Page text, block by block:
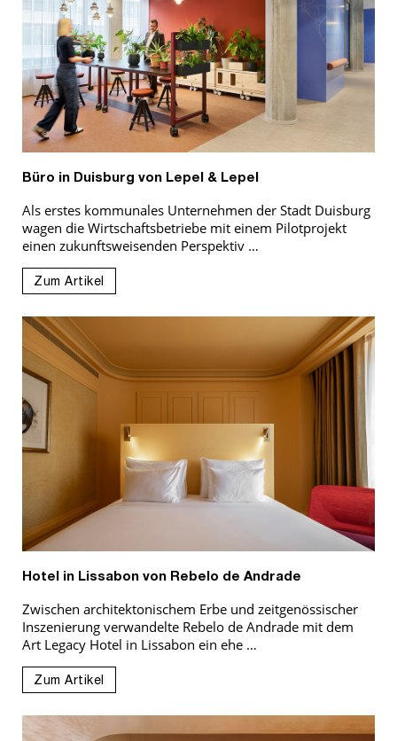
Büro in Duisburg von Lepel & Lepel
Als erstes kommunales Unternehmen der Stadt Duisburg
wagen die Wirtschaftsbetriebe mit einem Pilotprojekt
einen zukunftsweisenden Perspektiv …
Zum Artikel
Hotel in Lissabon von Rebelo de Andrade
Zwischen architektonischem Erbe und zeitgenössischer
Inszenierung verwandelte Rebelo de Andrade mit dem
Art Legacy Hotel in Lissabon ein ehe …
Zum Artikel